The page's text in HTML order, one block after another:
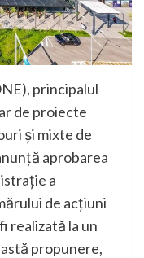
principalul
de proiecte
și mixte de
aprobarea
a
de acțiuni
realizată la un
propunere,